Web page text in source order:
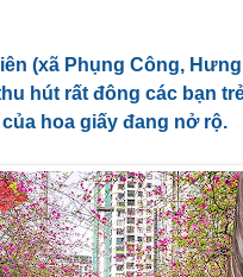
(xã Phụng Công,
hút rất đông các bạn
hoa giấy đang nở rộ.